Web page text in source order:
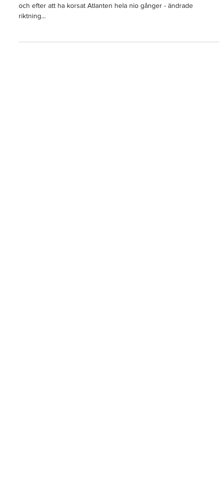
Från 9 År Till Sjöss - Till Årets IT-Kvinna
riktning...